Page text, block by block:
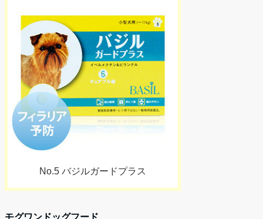
No.5 バジルガードプラス
モグワンドッグフード